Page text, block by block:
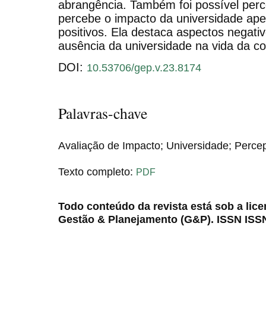
abrangência. Também foi possível
percebe o impacto da universidade
positivos. Ela destaca aspectos
ausência da universidade na vida da
DOI: 10.53706/gep.v.23.8174
Palavras-chave
Avaliação de Impacto; Universidade;
Texto completo: PDF
Todo conteúdo da revista está sob a
Gestão & Planejamento (G&P). ISSN